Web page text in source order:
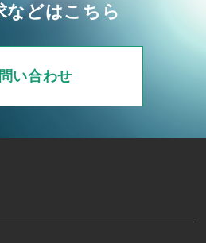
などはこちら
い合わせ